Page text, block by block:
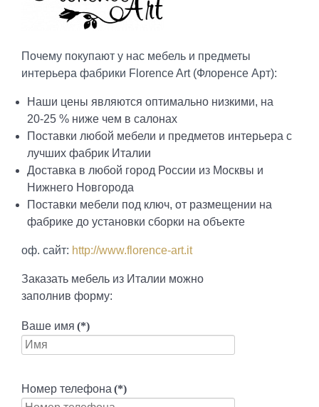
Почему покупают у нас мебель и предметы
интерьера фабрики Florence Art (Флоренсе Арт):
Наши цены являются оптимально низкими, на
20-25 % ниже чем в салонах
Поставки любой мебели и предметов интерьера с
лучших фабрик Италии
Доставка в любой город России из Москвы и
Нижнего Новгорода
Поставки мебели под ключ, от размещении на
фабрике до установки сборки на объекте
оф. сайт: http://www.florence-art.it
Заказать мебель из Италии можно
заполнив форму:
Ваше имя (*)
Номер телефона (*)